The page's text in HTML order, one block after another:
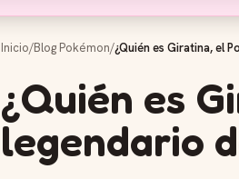
Inicio/Blog Pokémon/¿Quién es Giratina, el
¿Quién es
legendario